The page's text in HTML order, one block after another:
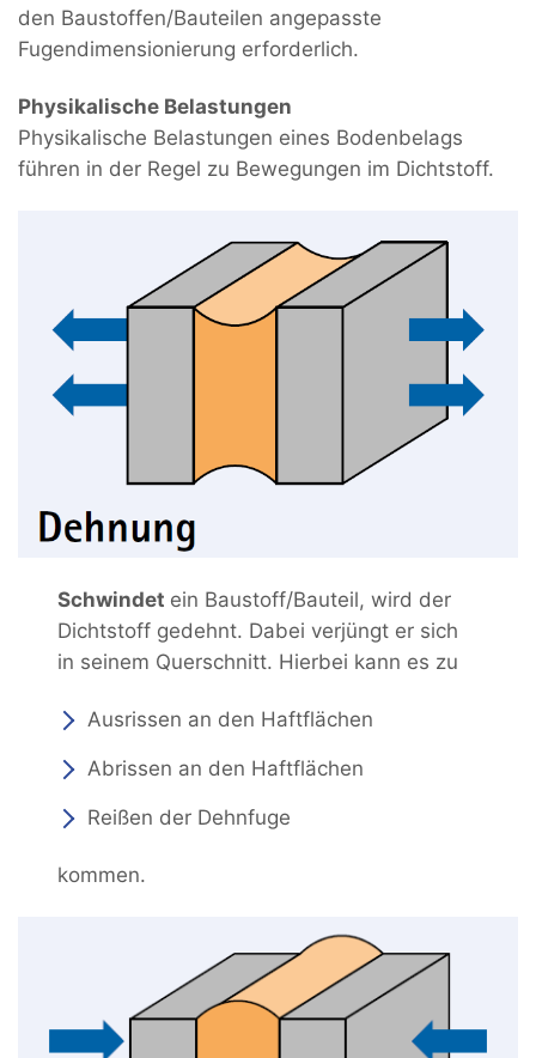
den Baustoffen/Bauteilen angepasste
Fugendimensionierung erforderlich.
Physikalische Belastungen
Physikalische Belastungen eines Bodenbelags
führen in der Regel zu Bewegungen im Dichtstoff.
Schwindet ein Baustoff/Bauteil, wird der
Dichtstoff gedehnt. Dabei verjüngt er sich
in seinem Querschnitt. Hierbei kann es zu
Ausrissen an den Haftflächen
Abrissen an den Haftflächen
Reißen der Dehnfuge
kommen.